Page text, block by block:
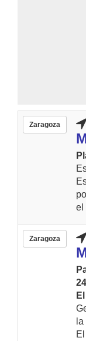
Zaragoza
el
Zaragoza